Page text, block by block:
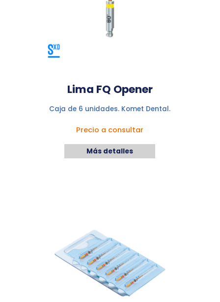
Lima FQ Opener
Caja de 6 unidades. Komet Dental.
Precio a consultar
Más detalles